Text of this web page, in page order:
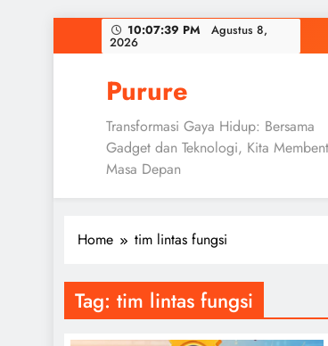
to
10:07:40 PM Agustus 8,
2026
Purure
Transformasi Gaya Hidup: Bersama
Gadget dan Teknologi, Kita
Masa Depan
Home tim lintas fungsi
Tag: tim lintas fungsi